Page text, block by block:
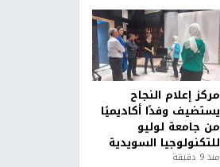
مركز إعلام النجاح
يستضيف وفدًا أكاديميًا
من جامعة لوليو
للتكنولوجيا السويدية
منذ 9 دقيقة